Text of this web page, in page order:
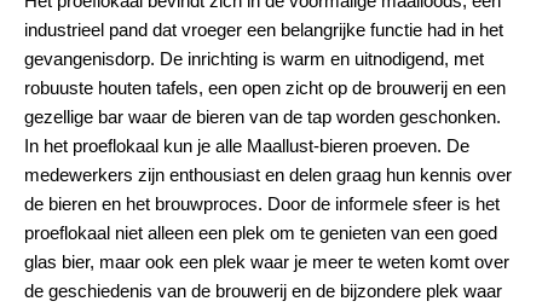
industrieel pand dat vroeger een belangrijke functie had in het
gevangenisdorp. De inrichting is warm en uitnodigend, met
robuuste houten tafels, een open zicht op de brouwerij en een
gezellige bar waar de bieren van de tap worden geschonken.
In het proeflokaal kun je alle Maallust-bieren proeven. De
medewerkers zijn enthousiast en delen graag hun kennis over
de bieren en het brouwproces. Door de informele sfeer is het
proeflokaal niet alleen een plek om te genieten van een goed
glas bier, maar ook een plek waar je meer te weten komt over
de geschiedenis van de brouwerij en de bijzondere plek waar